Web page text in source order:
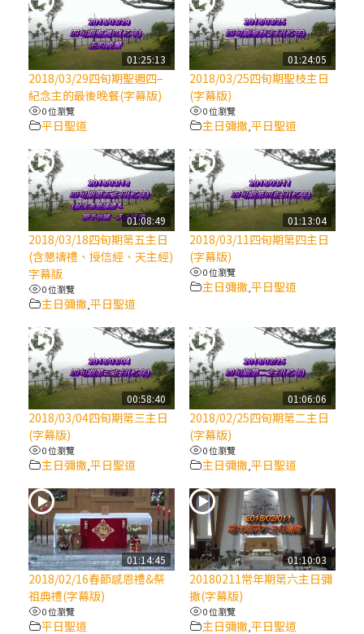
(2)黃敏正主教帶你做「四旬期避靜」—【逾
越的智慧】：七項齋戒的意義與益處
【信仰之旅】第九集：「如果你的痛苦比快
樂多」—歐義明神父 / 應芝莉老師
(1)黃敏正主教帶你做「四旬期避靜」—【逾
越的智慧】：聖方濟的靈修，「不占為己
有」
【信仰之旅】第八集：「耶穌為什麼降生到
人世」—高樂祈修女
2025/10/10【萬物讚頌頌歌 – 太陽與生態音
樂會】紀念聖方濟與已逝教宗方濟各（中）
2025/10/10【萬物讚頌頌歌 – 太陽與生態音
樂會】紀念聖方濟與已逝教宗方濟各（下）
2025/10/10【萬物讚頌頌歌 – 太陽與生態音
樂會】紀念聖方濟與已逝教宗方濟各（上）
(9完結)黃敏正主教帶你做【將臨期避靜】—
匝凱的「新生命」：利他與內化
(8)黃敏正主教帶你做【將臨期避靜】—耶穌
降生成人與人同在＝「厄瑪努爾」
(7)黃敏正主教帶你做【將臨期避靜】—耶穌
01:25:13
2018/03/29四旬期聖週四–
紀念主的最後晚餐(字幕版)
0 位瀏覽
平日聖道
01:24:05
2018/03/25四旬期聖枝主日
(字幕版)
0 位瀏覽
主日彌撒, 平日聖道
01:08:49
2018/03/18四旬期第五主日
(含懇禱禮、授信經、天主經)
字幕版
0 位瀏覽
主日彌撒 ,平日聖道
01:13:04
2018/03/11四旬期第四主日
(字幕版)
0 位瀏覽
主日彌撒, 平日聖道
00:58:40
2018/03/04四旬期第三主日
(字幕版)
0 位瀏覽
主日彌撒 ,平日聖道
01:06:06
2018/02/25四旬期第二主日
(字幕版)
0 位瀏覽
主日彌撒, 平日聖道
01:14:45
2018/02/16春節感恩禮&祭
祖典禮(字幕版)
0 位瀏覽
平日聖道
01:10:03
20180211常年期第六主日彌
撒(字幕版)
0 位瀏覽
主日彌撒, 平日聖道